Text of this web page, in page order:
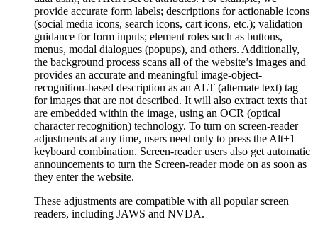
provide accurate form labels; descriptions for actionable icons
(social media icons, search icons, cart icons, etc.); validation
guidance for form inputs; element roles such as buttons,
menus, modal dialogues (popups), and others. Additionally,
the background process scans all of the website’s images and
provides an accurate and meaningful image-object-
recognition-based description as an ALT (alternate text) tag
for images that are not described. It will also extract texts that
are embedded within the image, using an OCR (optical
character recognition) technology. To turn on screen-reader
adjustments at any time, users need only to press the Alt+1
keyboard combination. Screen-reader users also get automatic
announcements to turn the Screen-reader mode on as soon as
they enter the website.
These adjustments are compatible with all popular screen
readers, including JAWS and NVDA.